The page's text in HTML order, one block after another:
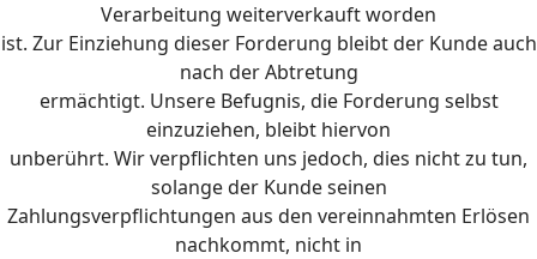
Verarbeitung weiterverkauft worden
ist. Zur Einziehung dieser Forderung bleibt der Kunde auch
nach der Abtretung
ermächtigt. Unsere Befugnis, die Forderung selbst
einzuziehen, bleibt hiervon
unberührt. Wir verpflichten uns jedoch, dies nicht zu tun,
solange der Kunde seinen
Zahlungsverpflichtungen aus den vereinnahmten Erlösen
nachkommt, nicht in